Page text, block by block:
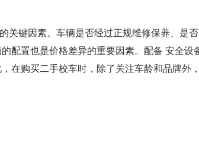
关键因素。车辆是否经过正规维修保养、是
配置也是价格差异的重要因素。配备 安全
在购买二手校车时，除了关注车龄和品牌外